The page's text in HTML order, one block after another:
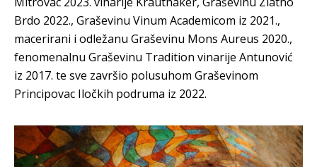
Brdo 2022., Graševinu Vinum Academicom iz 2021.,
macerirani i odležanu Graševinu Mons Aureus 2020.,
fenomenalnu Graševinu Tradition vinarije Antunović
iz 2017. te sve završio polusuhom Graševinom
Principovac Iločkih podruma iz 2022.